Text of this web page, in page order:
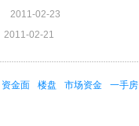
2011-02-23
2011-02-21
资金面 楼盘 市场资金 一手房